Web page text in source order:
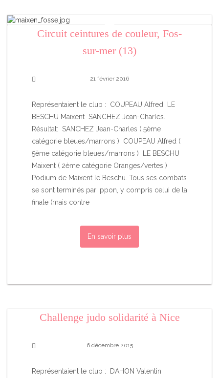
Circuit ceintures de couleur, Fos-
sur-mer (13)
21 février 2016
Représentaient le club : COUPEAU Alfred LE
BESCHU Maixent SANCHEZ Jean-Charles.
Résultat: SANCHEZ Jean-Charles ( 5ème
catégorie bleues/marrons ) COUPEAU Alfred (
5ème catégorie bleues/marrons ) LE BESCHU
Maixent ( 2ème catégorie Oranges/vertes )
Podium de Maixent le Beschu. Tous ses combats
se sont terminés par ippon, y compris celui de la
finale (mais contre
En savoir plus
Challenge judo solidarité à Nice
6 décembre 2015
Représentaient le club : DAHON Valentin